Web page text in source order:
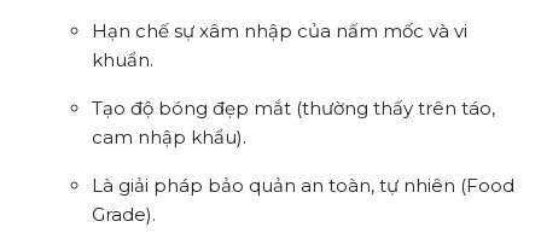
Hạn chế sự xâm nhập của nấm mốc và vi
khuẩn.
Tạo độ bóng đẹp mắt (thường thấy trên táo,
cam nhập khẩu).
Là giải pháp bảo quản an toàn, tự nhiên (Food
Grade).